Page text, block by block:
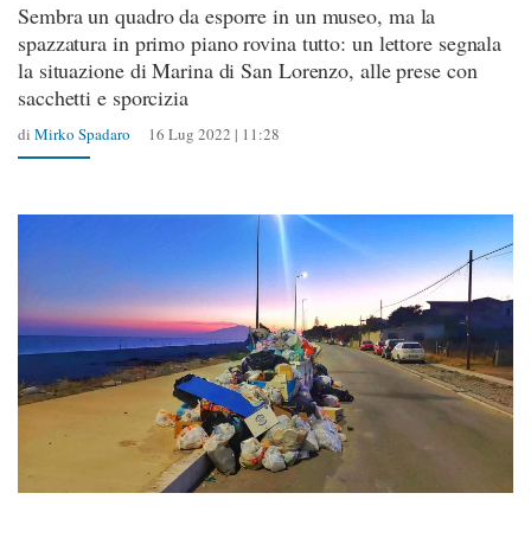
Sembra un quadro da esporre in un museo, ma la
spazzatura in primo piano rovina tutto: un lettore segnala
la situazione di Marina di San Lorenzo, alle prese con
sacchetti e sporcizia
di Mirko Spadaro 16 Lug 2022 | 11:28